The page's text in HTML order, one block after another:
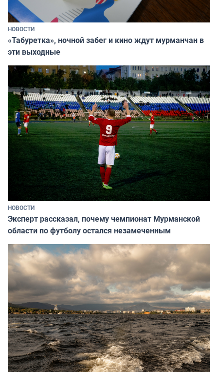
НОВОСТИ
«Табуретка», ночной забег и кино ждут мурманчан в
эти выходные
НОВОСТИ
Эксперт рассказал, почему чемпионат Мурманской
области по футболу остался незамеченным